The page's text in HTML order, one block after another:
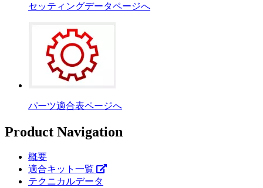
セッティングデータページへ
パーツ適合表ページへ
Product Navigation
概要
適合キット一覧
テクニカルデータ